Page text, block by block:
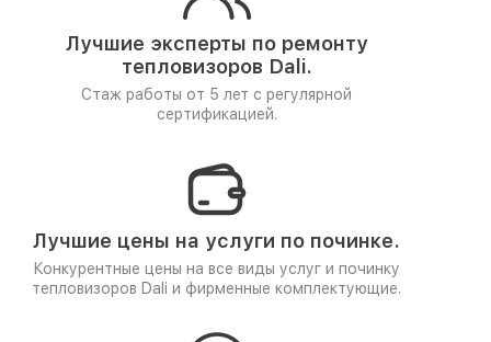
Лучшие эксперты по ремонту
тепловизоров Dali.
Стаж работы от 5 лет с регулярной
сертификацией.
Лучшие цены на услуги по починке.
Конкурентные цены на все виды услуг и починку
тепловизоров Dali и фирменные комплектующие.